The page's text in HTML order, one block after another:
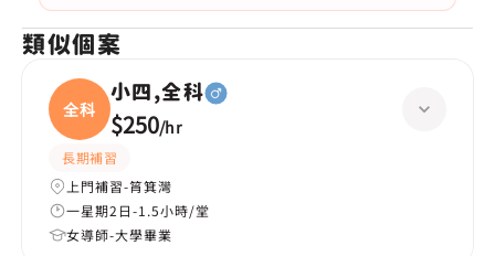
類似個案
全科
小四,全科
$250/hr
長期補習
上門補習-筲箕灣
一星期2日-1.5小時/堂
女導師-大學畢業